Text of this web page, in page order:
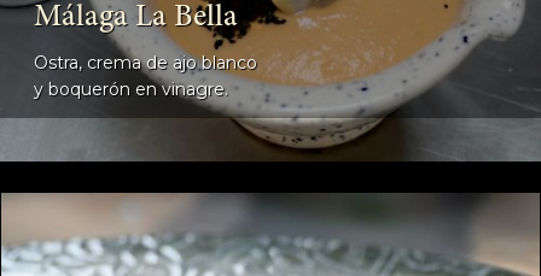
Málaga La Bella
Ostra, crema de ajo blanco
y boquerón en vinagre.